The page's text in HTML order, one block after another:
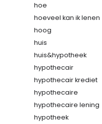
hoe
hoeveel kan ik lenen
hoog
huis
huis&hypotheek
hypothecair
hypothecair krediet
hypothecaire
hypothecaire lening
hypotheek